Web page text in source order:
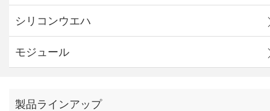
シリコンウエハ
モジュール
製品ラインアップ